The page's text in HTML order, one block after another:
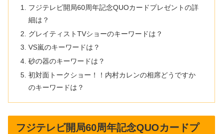
フジテレビ開局60周年記念QUOカードプレゼントの詳
細は？
グレイティストTVショーのキーワードは？
VS嵐のキーワードは？
砂の器のキーワードは？
初対面トークショー！！内村カレンの相席どうですか
のキーワードは？
フジテレビ開局60周年記念QUOカードプ